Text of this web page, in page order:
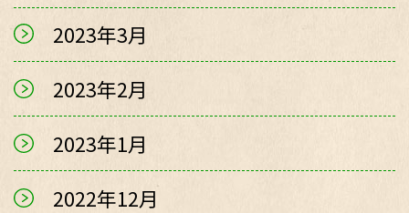
2023年3月
2023年2月
2023年1月
2022年12月